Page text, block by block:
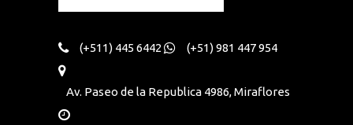
(+511) 445 6442 (+51) 981 447 954
Av. Paseo de la Republica 4986, Miraflores